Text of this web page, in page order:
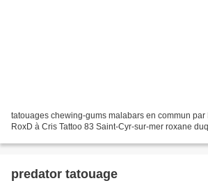
tatouages chewing-gums malabars en commun
RoxD à Cris Tattoo 83 Saint-Cyr-sur-mer roxane
predator tatouage